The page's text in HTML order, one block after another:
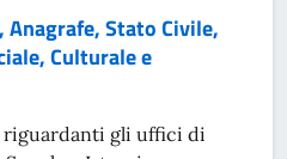
Stato Civile,
Culturale e
gli uffici di